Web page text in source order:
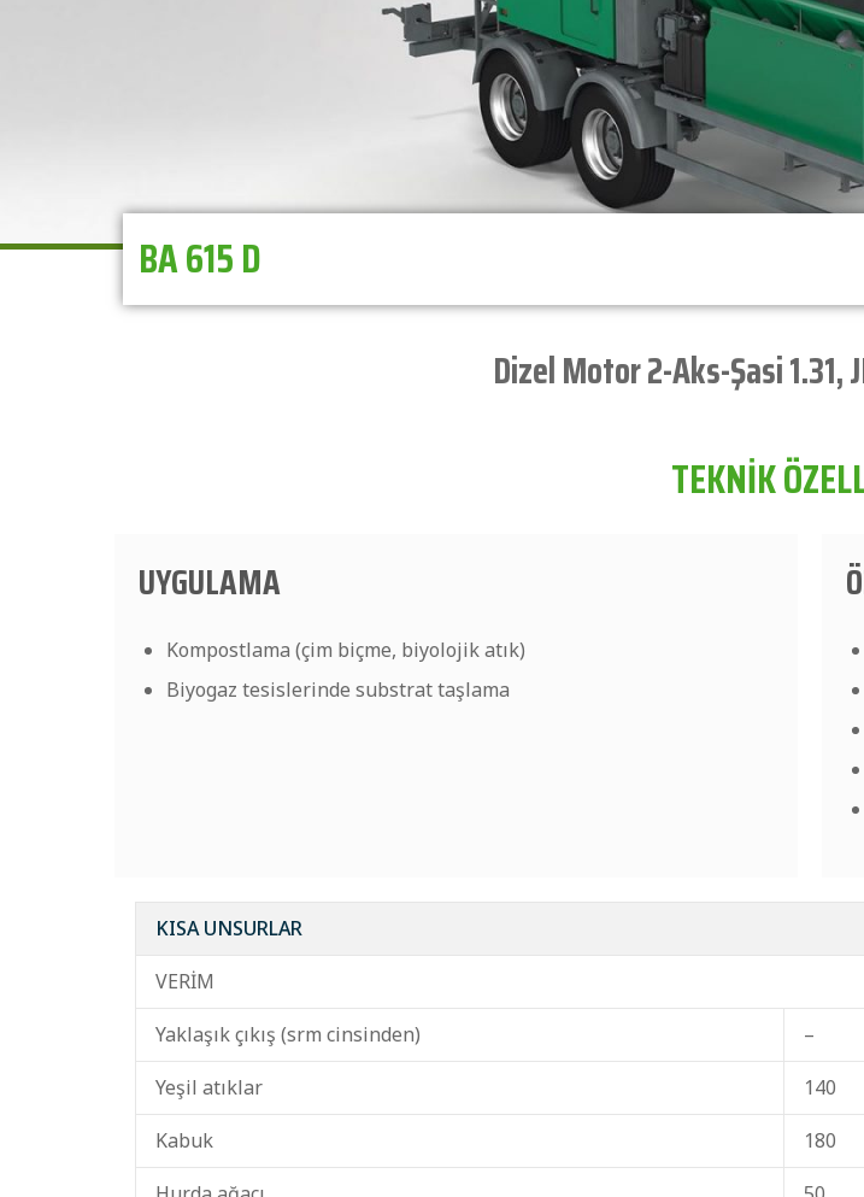
BA 615 D
Dizel Motor 2-Aks-Şasi 1.31,
TEKNİK
UYGULAMA
Kompostlama (çim biçme, biyolojik atık)
Biyogaz tesislerinde substrat taşlama
KISA UNSURLAR
VERİM
Yaklaşık çıkış (srm cinsinden)
–
Yeşil atıklar
140
Kabuk
180